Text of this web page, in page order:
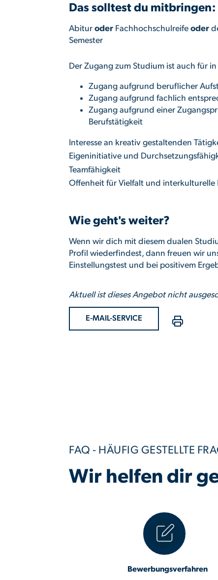
Das solltest du mitbringen:
Abituroder Fachhochschulreifeoder
Semester
Der Zugang zum Studium ist auch für
Zugang aufgrund beruflicher
Zugang aufgrund fachlich
Zugang aufgrund einer
Berufstätigkeit
Interesse an kreativ gestaltenden
Eigeninitiative und
Teamfähigkeit
Offenheit für Vielfalt und interkulturelle
Wie geht's weiter?
Wenn wir dich mit diesem dualen
Proﬁl wiederﬁndest, dann freuen wir
Einstellungstest und bei positivem
Aktuell ist dieses Angebot nicht
E-MAIL-SERVICE
FAQ - HÄUFIG GESTELLTE
Wir helfen dir
Bewerbungsverfahren